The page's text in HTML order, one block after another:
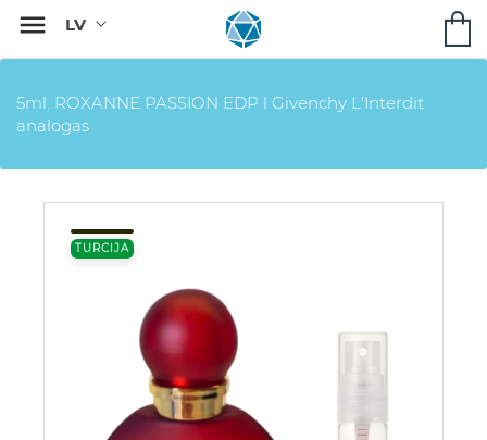

5ml. ROXANNE PASSION EDP l Givenchy L'Interdit
analogas
TURCIJA